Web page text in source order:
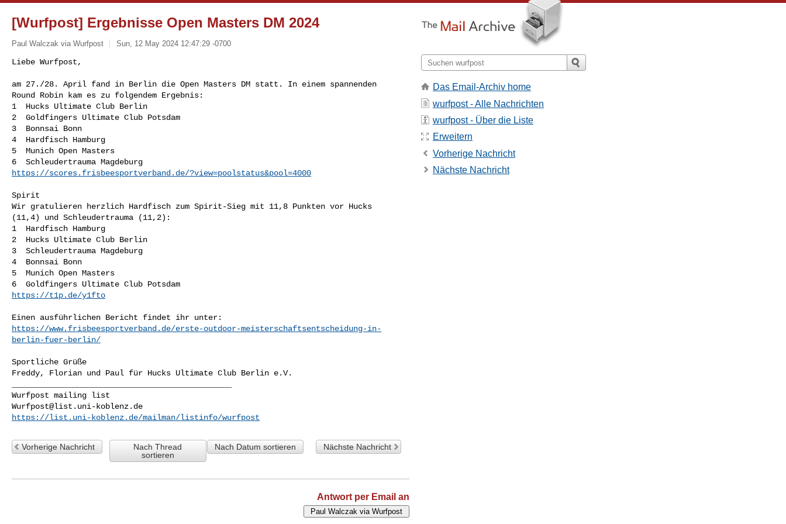
[Wurfpost] Ergebnisse Open Masters DM 2024
Paul Walczak via Wurfpost Sun, 12 May 2024 12:47:29 -0700
﻿Liebe Wurfpost,
am 27./28. April fand in Berlin die Open Masters DM statt. In einem spannenden
Round Robin kam es zu folgendem Ergebnis:
1  Hucks Ultimate Club Berlin
2  Goldfingers Ultimate Club Potsdam
3  Bonnsai Bonn
4  Hardfisch Hamburg
5  Munich Open Masters
https://scores.frisbeesportverband.de/?view=poolstatus&pool=4000
Spirit
Wir gratulieren herzlich Hardfisch zum Spirit-Sieg mit 11,8 Punkten vor Hucks
(11,4) und Schleudertrauma (11,2):
1  Hardfisch Hamburg
2  Hucks Ultimate Club Berlin
3  Schleudertrauma Magdeburg
4  Bonnsai Bonn
5  Munich Open Masters
https://t1p.de/y1fto
https://www.frisbeesportverband.de/erste-outdoor-meisterschaftsentscheidung-in-
berlin-fuer-berlin/
Sportliche Grüße
Freddy, Florian und Paul für Hucks Ultimate Club Berlin e.V.
Wurfpost@list.uni-koblenz.de
https://list.uni-koblenz.de/mailman/listinfo/wurfpost
Vorherige Nachricht
Nach Thread
sortieren
Nach Datum sortieren Nächste Nachricht
Antwort per Email an
Das Email-Archiv home
wurfpost - Alle Nachrichten
wurfpost - Über die Liste
Erweitern
Vorherige Nachricht
Nächste Nachricht